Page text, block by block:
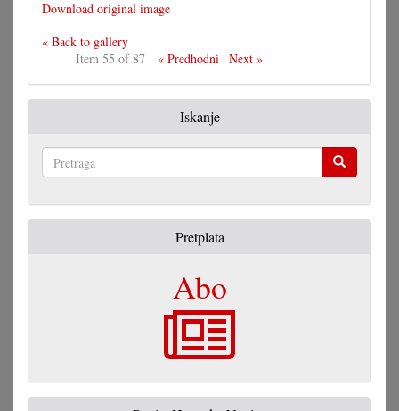
Download original image
« Back to gallery
Item 55 of 87
« Predhodni| Next »
Iskanje
Pretplata
Abo